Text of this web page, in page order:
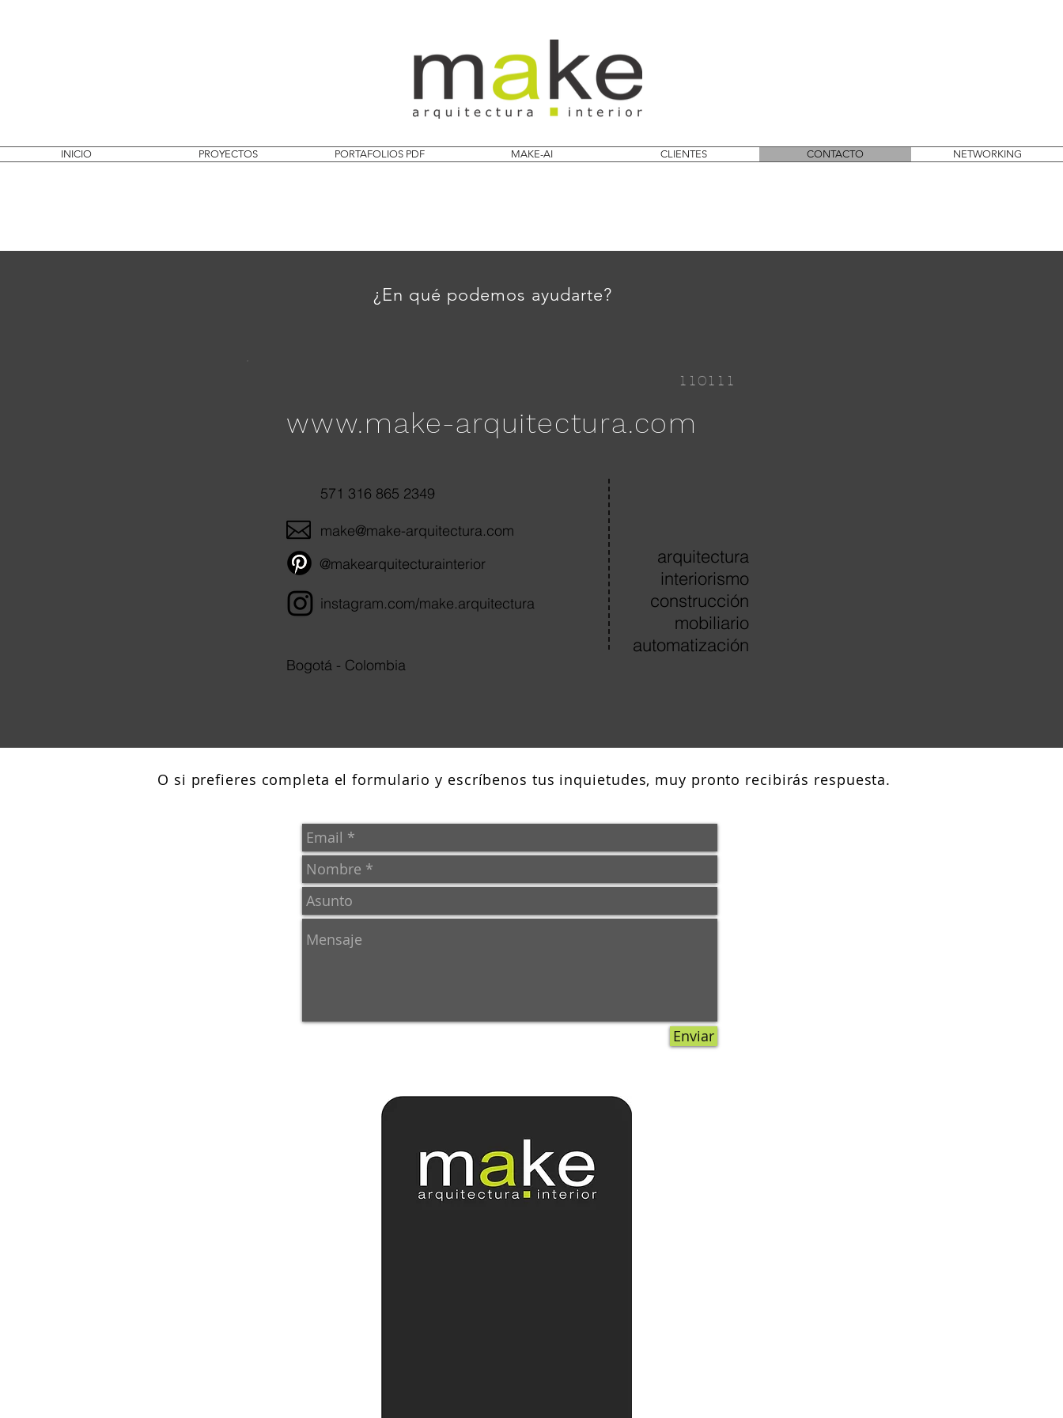
INICIO PROYECTOS PORTAFOLIOS PDF MAKE-AI CLIENTES CONTACTO NETWORKING
¿En qué podemos ayudarte?
110111
www.make-arquitectura.com
571 316 865 2349
make@make-arquitectura.com
arquitectura
interiorismo
construcción
mobiliario
automatización
instagram.com/make.arquitectura
@makearquitecturainterior
Bogotá - Colombia
O si prefieres completa el formulario y escríbenos tus inquietudes, muy pronto recibirás respuesta.
Enviar